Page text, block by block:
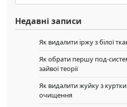
Недавні записи
Як видалити іржу з білої
Як обрати першу под-
зайвої теорії
Як видалити жуйку з
очищення